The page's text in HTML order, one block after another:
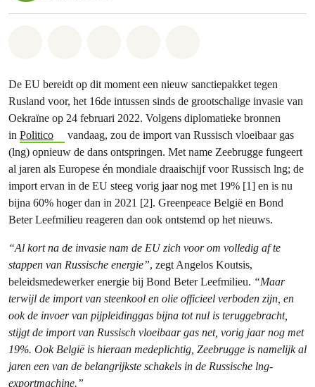
De EU bereidt op dit moment een nieuw sanctiepakket tegen
Rusland voor, het 16de intussen sinds de grootschalige invasie van
Oekraïne op 24 februari 2022. Volgens diplomatieke bronnen
in Politico
vandaag, zou de import van Russisch vloeibaar gas
(lng) opnieuw de dans ontspringen. Met name Zeebrugge fungeert
al jaren als Europese én mondiale draaischijf voor Russisch lng; de
import ervan in de EU steeg vorig jaar nog met 19% [1] en is nu
bijna 60% hoger dan in 2021 [2]. Greenpeace België en Bond
Beter Leefmilieu reageren dan ook ontstemd op het nieuws.
“Al kort na de invasie nam de EU zich voor om volledig af te
stappen van Russische energie”, zegt Angelos Koutsis,
beleidsmedewerker energie bij Bond Beter Leefmilieu. “Maar
terwijl de import van steenkool en olie officieel verboden zijn, en
ook de invoer van pijpleidinggas bijna tot nul is teruggebracht,
stijgt de import van Russisch vloeibaar gas net, vorig jaar nog met
19%. Ook België is hieraan medeplichtig, Zeebrugge is namelijk al
jaren een van de belangrijkste schakels in de Russische lng-
exportmachine.”